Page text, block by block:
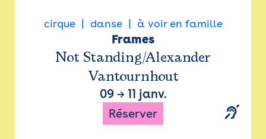
cirque danse à voir en famille
Frames
Not Standing/Alexander
Vantournhout
09→ 11 janv.
Réserver